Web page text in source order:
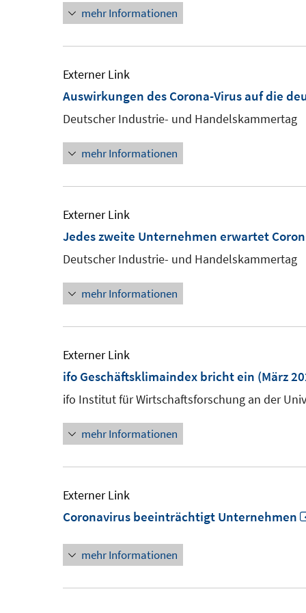
mehr Informationen
Externer Link
Auswirkungen des Corona-Virus auf die
Deutscher Industrie- und Handelskammertag
mehr Informationen
Externer Link
Jedes zweite Unternehmen erwartet
Deutscher Industrie- und Handelskammertag
mehr Informationen
Externer Link
ifo Geschäftsklimaindex bricht ein (März
ifo Institut für Wirtschaftsforschung an der
mehr Informationen
Externer Link
Coronavirus beeinträchtigt Unternehmen
mehr Informationen